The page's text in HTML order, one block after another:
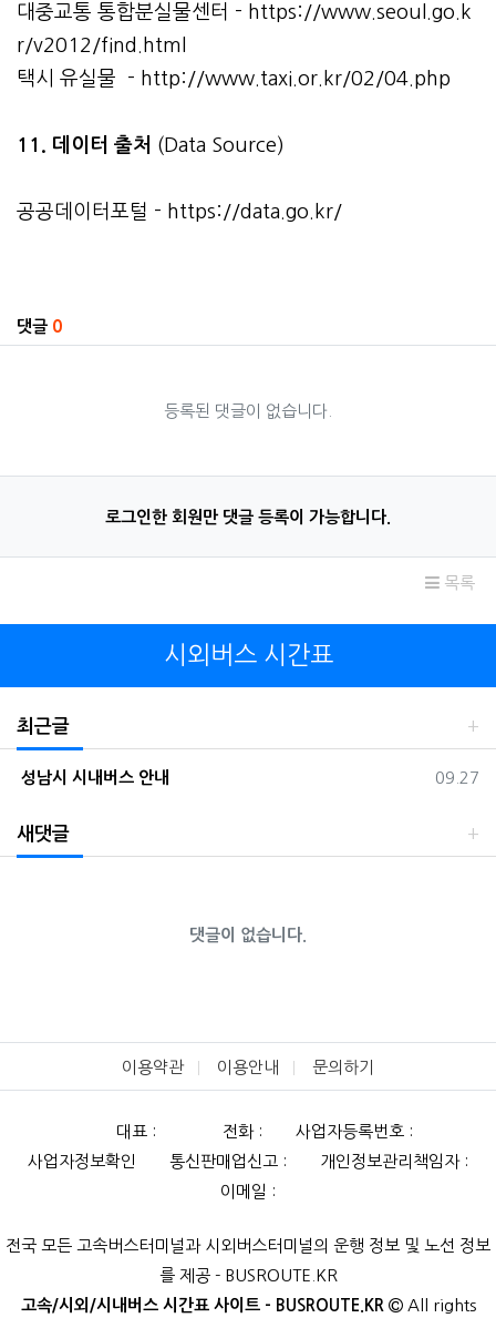
대중교통 통합분실물센터 - https://www.seoul.go.k
r/v2012/find.html
택시 유실물 - http://www.taxi.or.kr/02/04.php
11. 데이터 출처 (Data Source)
공공데이터포털 - https://data.go.kr/
댓글 0
등록된 댓글이 없습니다.
로그인한 회원만 댓글 등록이 가능합니다.
목록
시외버스 시간표
최근글
등록일
09.27
성남시 시내버스 안내
새댓글
댓글이 없습니다.
이용약관 이용안내 문의하기
대표 : 전화 :
사업자등록번호 :
사업자정보확인
통신판매업신고 :
개인정보관리책임자 :
이메일 :
전국 모든 고속버스터미널과 시외버스터미널의 운행 정보 및 노선 정보
를 제공 - BUSROUTE.KR
고속/시외/시내버스 시간표 사이트 - BUSROUTE.KR
All rights